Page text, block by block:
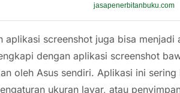
jasapenerbitanbuku.com
aplikasi screenshot juga bisa
dengan aplikasi screenshot
oleh Asus sendiri. Aplikasi ini
ukuran layar, atau